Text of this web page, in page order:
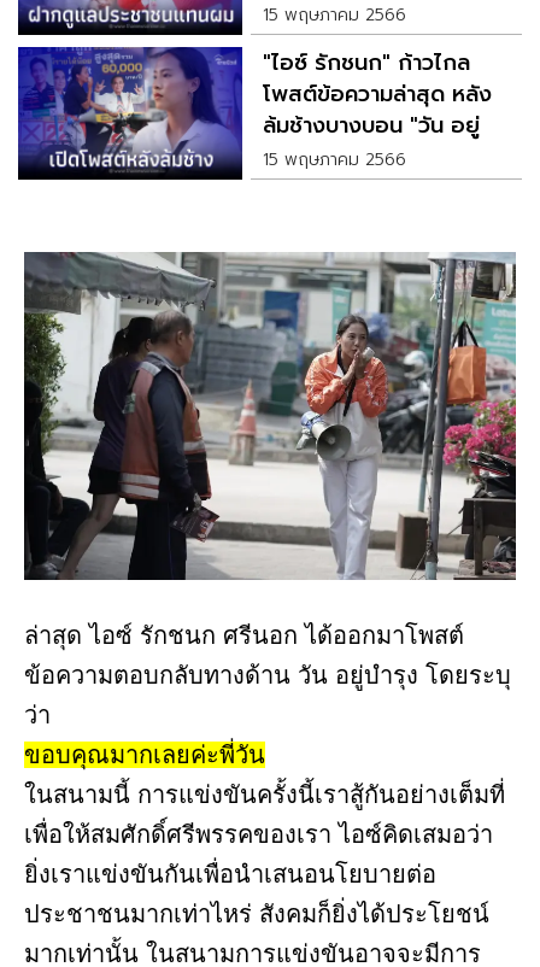
15 พฤษภาคม 2566
"ไอซ์ รักชนก" ก้าวไกล
โพสต์ข้อความล่าสุด หลัง
ล้มช้างบางบอน "วัน อยู่
บำรุง"
15 พฤษภาคม 2566
ล่าสุด ไอซ์ รักชนก ศรีนอก ได้ออกมาโพสต์
ข้อความตอบกลับทางด้าน วัน อยู่บำรุง โดยระบุ
ว่า
ขอบคุณมากเลยค่ะพี่วัน
ในสนามนี้ การแข่งขันครั้งนี้เราสู้กันอย่างเต็มที่
เพื่อให้สมศักดิ์ศรีพรรคของเรา ไอซ์คิดเสมอว่า
ยิ่งเราแข่งขันกันเพื่อนำเสนอนโยบายต่อ
ประชาชนมากเท่าไหร่ สังคมก็ยิ่งได้ประโยชน์
มากเท่านั้น ในสนามการแข่งขันอาจจะมีการ